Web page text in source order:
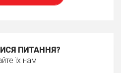
ПИТАННЯ?
їх нам